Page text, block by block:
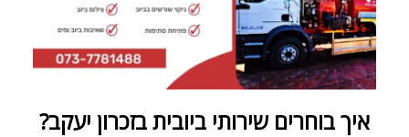
איך בוחרים שירותי ביובית בזכרון יעקב?